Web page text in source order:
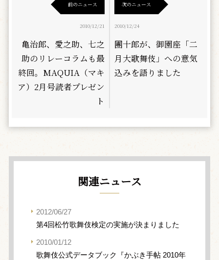
前のニュース
2010/12/21
亀治郎、愛之助、七之
助のリレーコラムも最
終回。MAQUIA（マキ
ア）2月号読者プレゼン
ト
次のニュース
2010/12/24
團十郎が、御園座「二
月大歌舞伎」への意気
込みを語りました
関連ニュース
2012/06/27
第4回松竹歌舞伎検定の実施が決まりました
2010/01/12
歌舞伎公式データブック『かぶき手帖 2010年